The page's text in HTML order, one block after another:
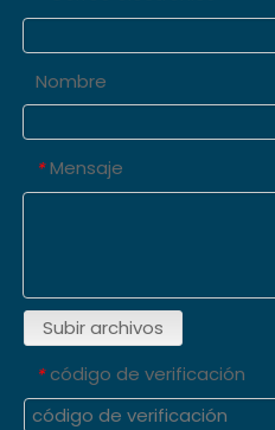
Nombre
* Mensaje
Subir archivos
* código de verificación